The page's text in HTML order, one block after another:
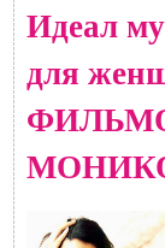
Идеал
для